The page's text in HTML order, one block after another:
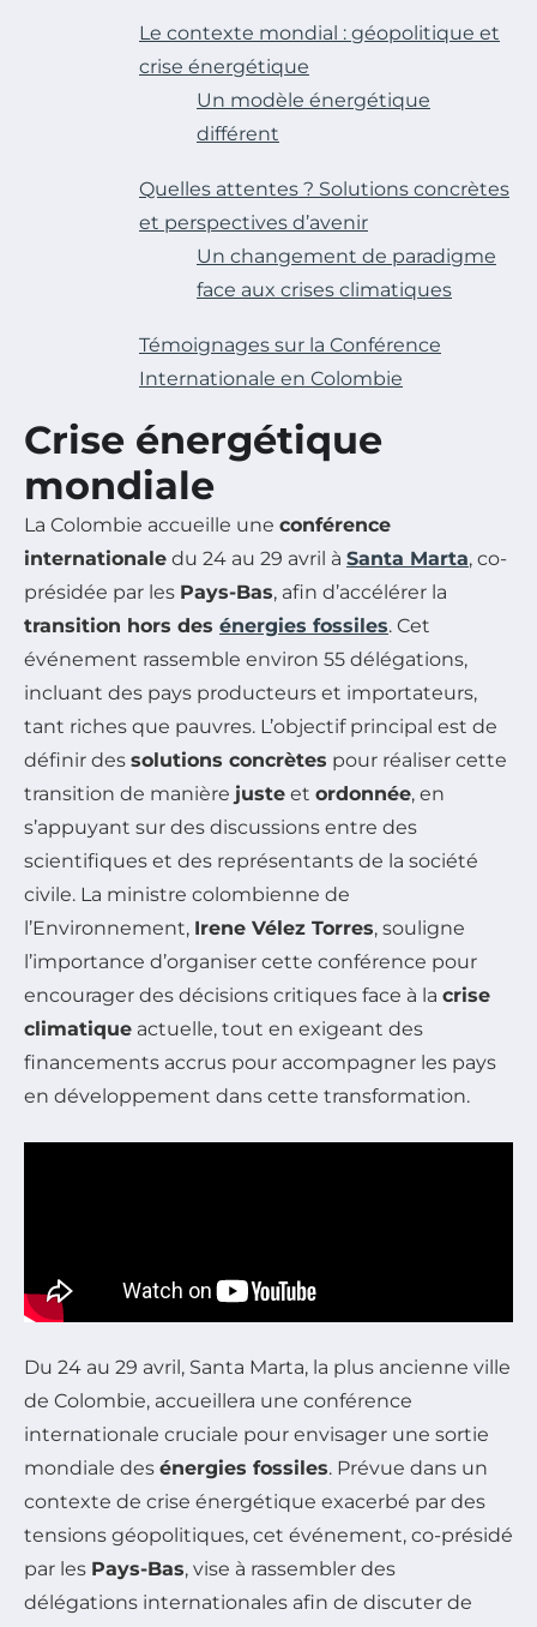
Le contexte mondial : géopolitique et
crise énergétique
Un modèle énergétique
différent
Quelles attentes ? Solutions concrètes
et perspectives d’avenir
Un changement de paradigme
face aux crises climatiques
Témoignages sur la Conférence
Internationale en Colombie
Crise énergétique
mondiale
La Colombie accueille une conférence
internationale du 24 au 29 avril à Santa Marta, co-
présidée par les Pays-Bas, afin d’accélérer la
transition hors des énergies fossiles. Cet
événement rassemble environ 55 délégations,
incluant des pays producteurs et importateurs,
tant riches que pauvres. L’objectif principal est de
définir des solutions concrètes pour réaliser cette
transition de manière juste et ordonnée, en
s’appuyant sur des discussions entre des
scientifiques et des représentants de la société
civile. La ministre colombienne de
l’Environnement, Irene Vélez Torres, souligne
l’importance d’organiser cette conférence pour
encourager des décisions critiques face à la crise
climatique actuelle, tout en exigeant des
financements accrus pour accompagner les pays
en développement dans cette transformation.
Du 24 au 29 avril, Santa Marta, la plus ancienne ville
de Colombie, accueillera une conférence
internationale cruciale pour envisager une sortie
mondiale des énergies fossiles. Prévue dans un
contexte de crise énergétique exacerbé par des
tensions géopolitiques, cet événement, co-présidé
par les Pays-Bas, vise à rassembler des
délégations internationales afin de discuter de